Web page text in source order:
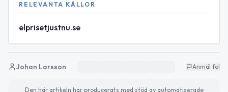
RELEVANTA KÄLLOR
elprisetjustnu.se
Johan Larsson Anmäl fel
Den här artikeln har producerats med stöd av automatiserade